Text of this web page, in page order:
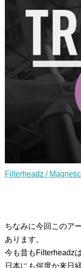
Filterheadz / Magnetic
ちなみに今回このア
あります。
今も昔もFilterheadz
日本にも何度か来日